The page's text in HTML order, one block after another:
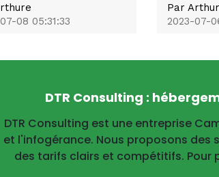
08 05:31:33
Par
2023-07-
DTR Consulting :
DTR Consulting est une entreprise
et l'infogérance. Nous proposons des
des tarifs clairs et compétitifs. Pour